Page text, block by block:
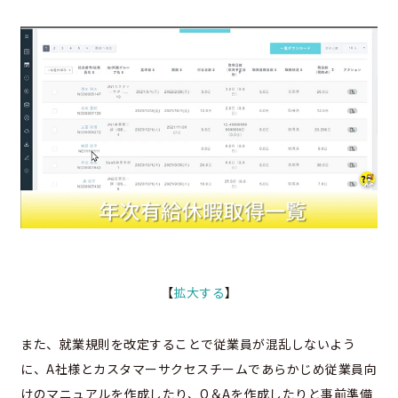
【拡大する】
また、就業規則を改定することで従業員が混乱しないよう
に、A社様とカスタマーサクセスチームであらかじめ従業員向
けのマニュアルを作成したり、Q＆Aを作成したりと事前準備